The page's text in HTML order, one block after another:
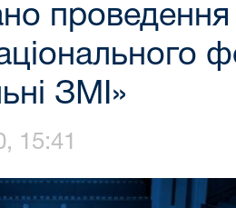
проведення
ЗМІ»
15:41